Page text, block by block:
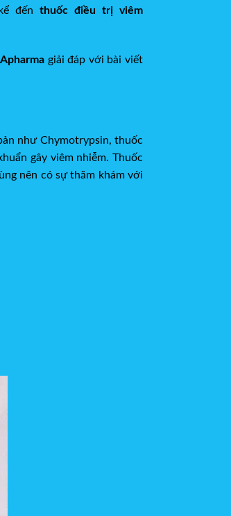
đếnthuốc điều trị viêm
giải đáp với bài viết
như Chymotrypsin, thuốc
gây viêm nhiễm. Thuốc
nên có sự thăm khám với